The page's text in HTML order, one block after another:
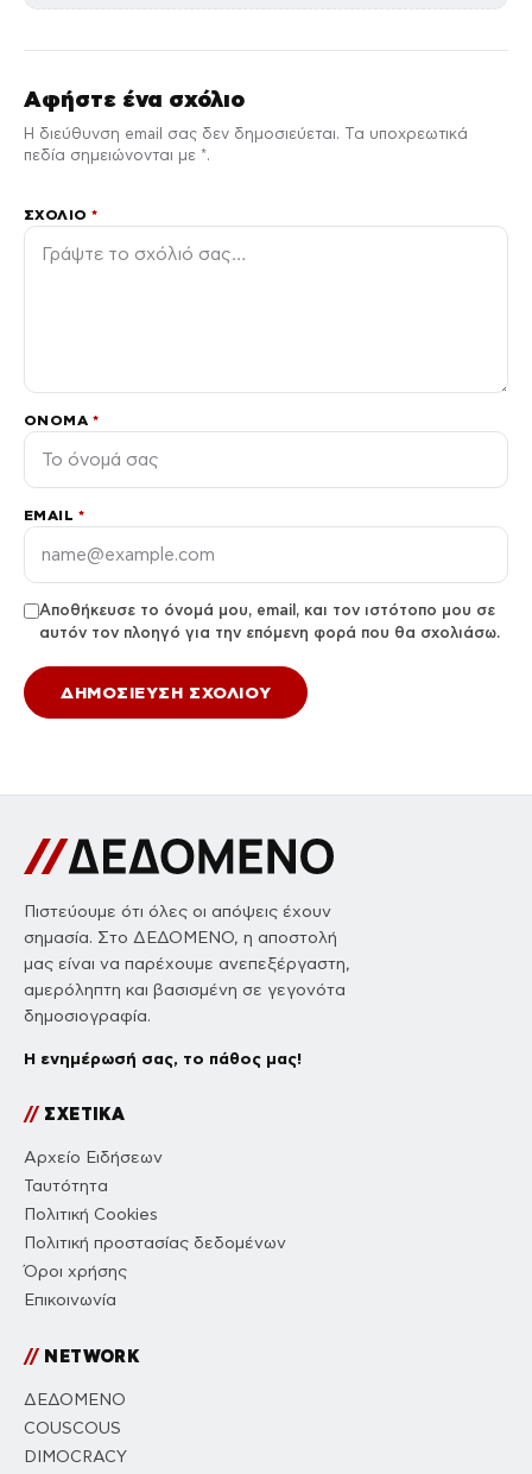
Αφήστε ένα σχόλιο
Η διεύθυνση email σας δεν δημοσιεύεται. Τα υποχρεωτικά
πεδία σημειώνονται με *.
ΣΧΌΛΙΟ*
ΌΝΟΜΑ *
EMAIL *
Αποθήκευσε το όνομά μου, email, και τον ιστότοπο μου σε
αυτόν τον πλοηγό για την επόμενη φορά που θα σχολιάσω.
Πιστεύουμε ότι όλες οι απόψεις έχουν
σημασία. Στο ΔΕΔΟΜΕΝΟ, η αποστολή
μας είναι να παρέχουμε ανεπεξέργαστη,
αμερόληπτη και βασισμένη σε γεγονότα
δημοσιογραφία.
Η ενημέρωσή σας, το πάθος μας!
//ΣΧΕΤΙΚΑ
Αρχείο Ειδήσεων
Ταυτότητα
Πολιτική Cookies
Πολιτική προστασίας δεδομένων
Όροι χρήσης
Επικοινωνία
//NETWORK
ΔΕΔΟΜΕΝΟ
COUSCOUS
DIMOCRACY